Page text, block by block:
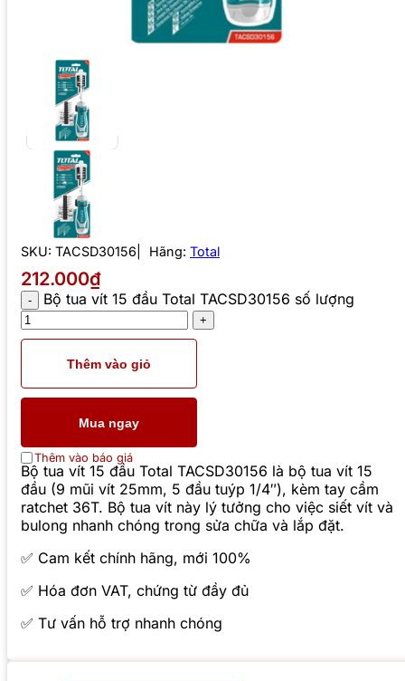
SKU: TACSD30156 Hãng: Total
212.000₫
Bộ tua vít 15 đầu Total TACSD30156 số lượng
Thêm vào giỏ
Mua ngay
Thêm vào báo giá
Bộ tua vít 15 đầu Total TACSD30156 là bộ tua vít 15
đầu (9 mũi vít 25mm, 5 đầu tuýp 1/4″), kèm tay cầm
ratchet 36T. Bộ tua vít này lý tưởng cho việc siết vít và
bulong nhanh chóng trong sửa chữa và lắp đặt.
✅ Cam kết chính hãng, mới 100%
✅ Hóa đơn VAT, chứng từ đầy đủ
✅ Tư vấn hỗ trợ nhanh chóng